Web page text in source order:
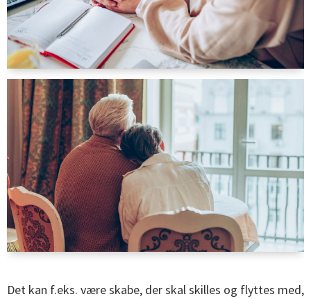
Det kan f.eks. være skabe, der skal skilles og flyttes med,